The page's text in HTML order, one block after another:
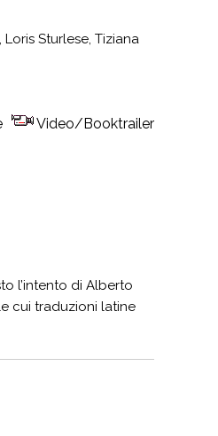
Sturlese, Tiziana
Video/Booktrailer
l’intento di Alberto
cui traduzioni latine